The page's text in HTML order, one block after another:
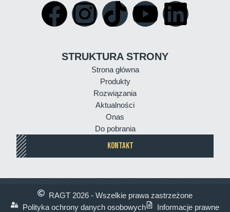
NOWOŚCI I WYDARZENIA
Zakończenie procesu przejęcia przez
RAGT działalności firmy Syngenta w
zakresie nasion jęczmienia
browarnego dwurzędowego
STRUKTURA STRONY
Strona główna
Produkty
Rozwiązania
Aktualności
Onas
Do pobrania
KONTAKT
RAGT 2026 - Wszelkie prawa zastrzeżone
Polityka ochrony danych osobowych
Informacje prawne